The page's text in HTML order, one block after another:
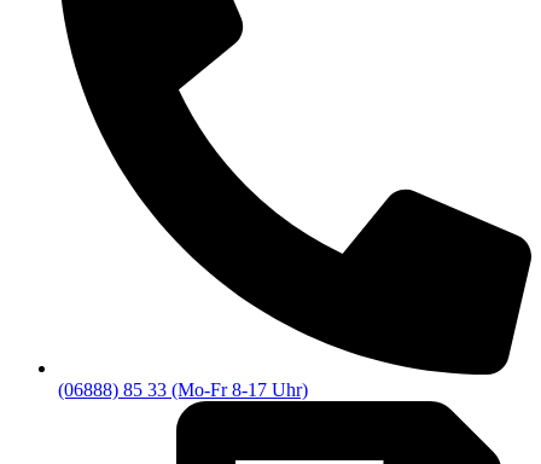
(06888) 85 33 (Mo-Fr 8-17 Uhr)